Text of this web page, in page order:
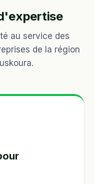
au service des
de la région